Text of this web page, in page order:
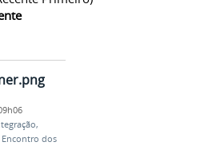
evento de
Encontro dos